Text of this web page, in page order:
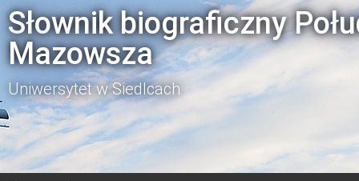
Słownik biograficzny
Mazowsza
Uniwersytet w Siedlcach